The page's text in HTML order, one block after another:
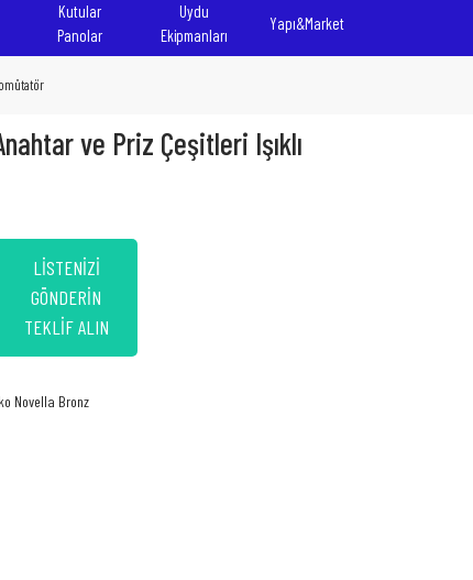
Kutular
Panolar
Uydu
Ekipmanları
Yapı&Market
ve Priz Çeşitleri Işıklı
LİSTENİZİ
GÖNDERİN
TEKLİF ALIN
Novella Bronz